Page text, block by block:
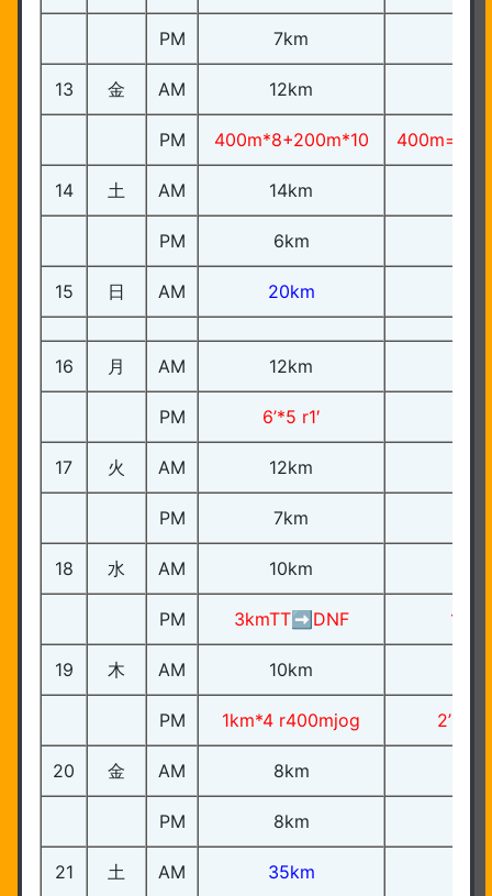
PM 7km
13 金 AM 12km
PM 400m*8+200m*10
14 土 AM 14km
PM 6km
15 日 AM 20km
16 月 AM 12km
PM 6’*5 r1′
17 火 AM 12km
PM 7km
18 水 AM 10km
PM 3kmTT➡︎DNF
19 木 AM 10km
PM 1km*4 r400mjog
20 金 AM 8km
PM 8km
21 土 AM 35km